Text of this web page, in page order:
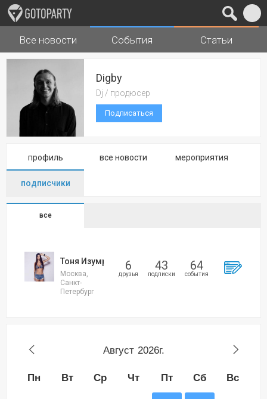
Города Музыка
Все новости События Статьи
Digby
Dj / продюсер
Подписаться
профиль все новости мероприятия
подписчики
все
6
друзья
43
подписки
64
события
Тоня Изумрудова
Москва,
Санкт-
Петербург
Август 2026г.
Пн Вт Ср Чт Пт Сб Вс